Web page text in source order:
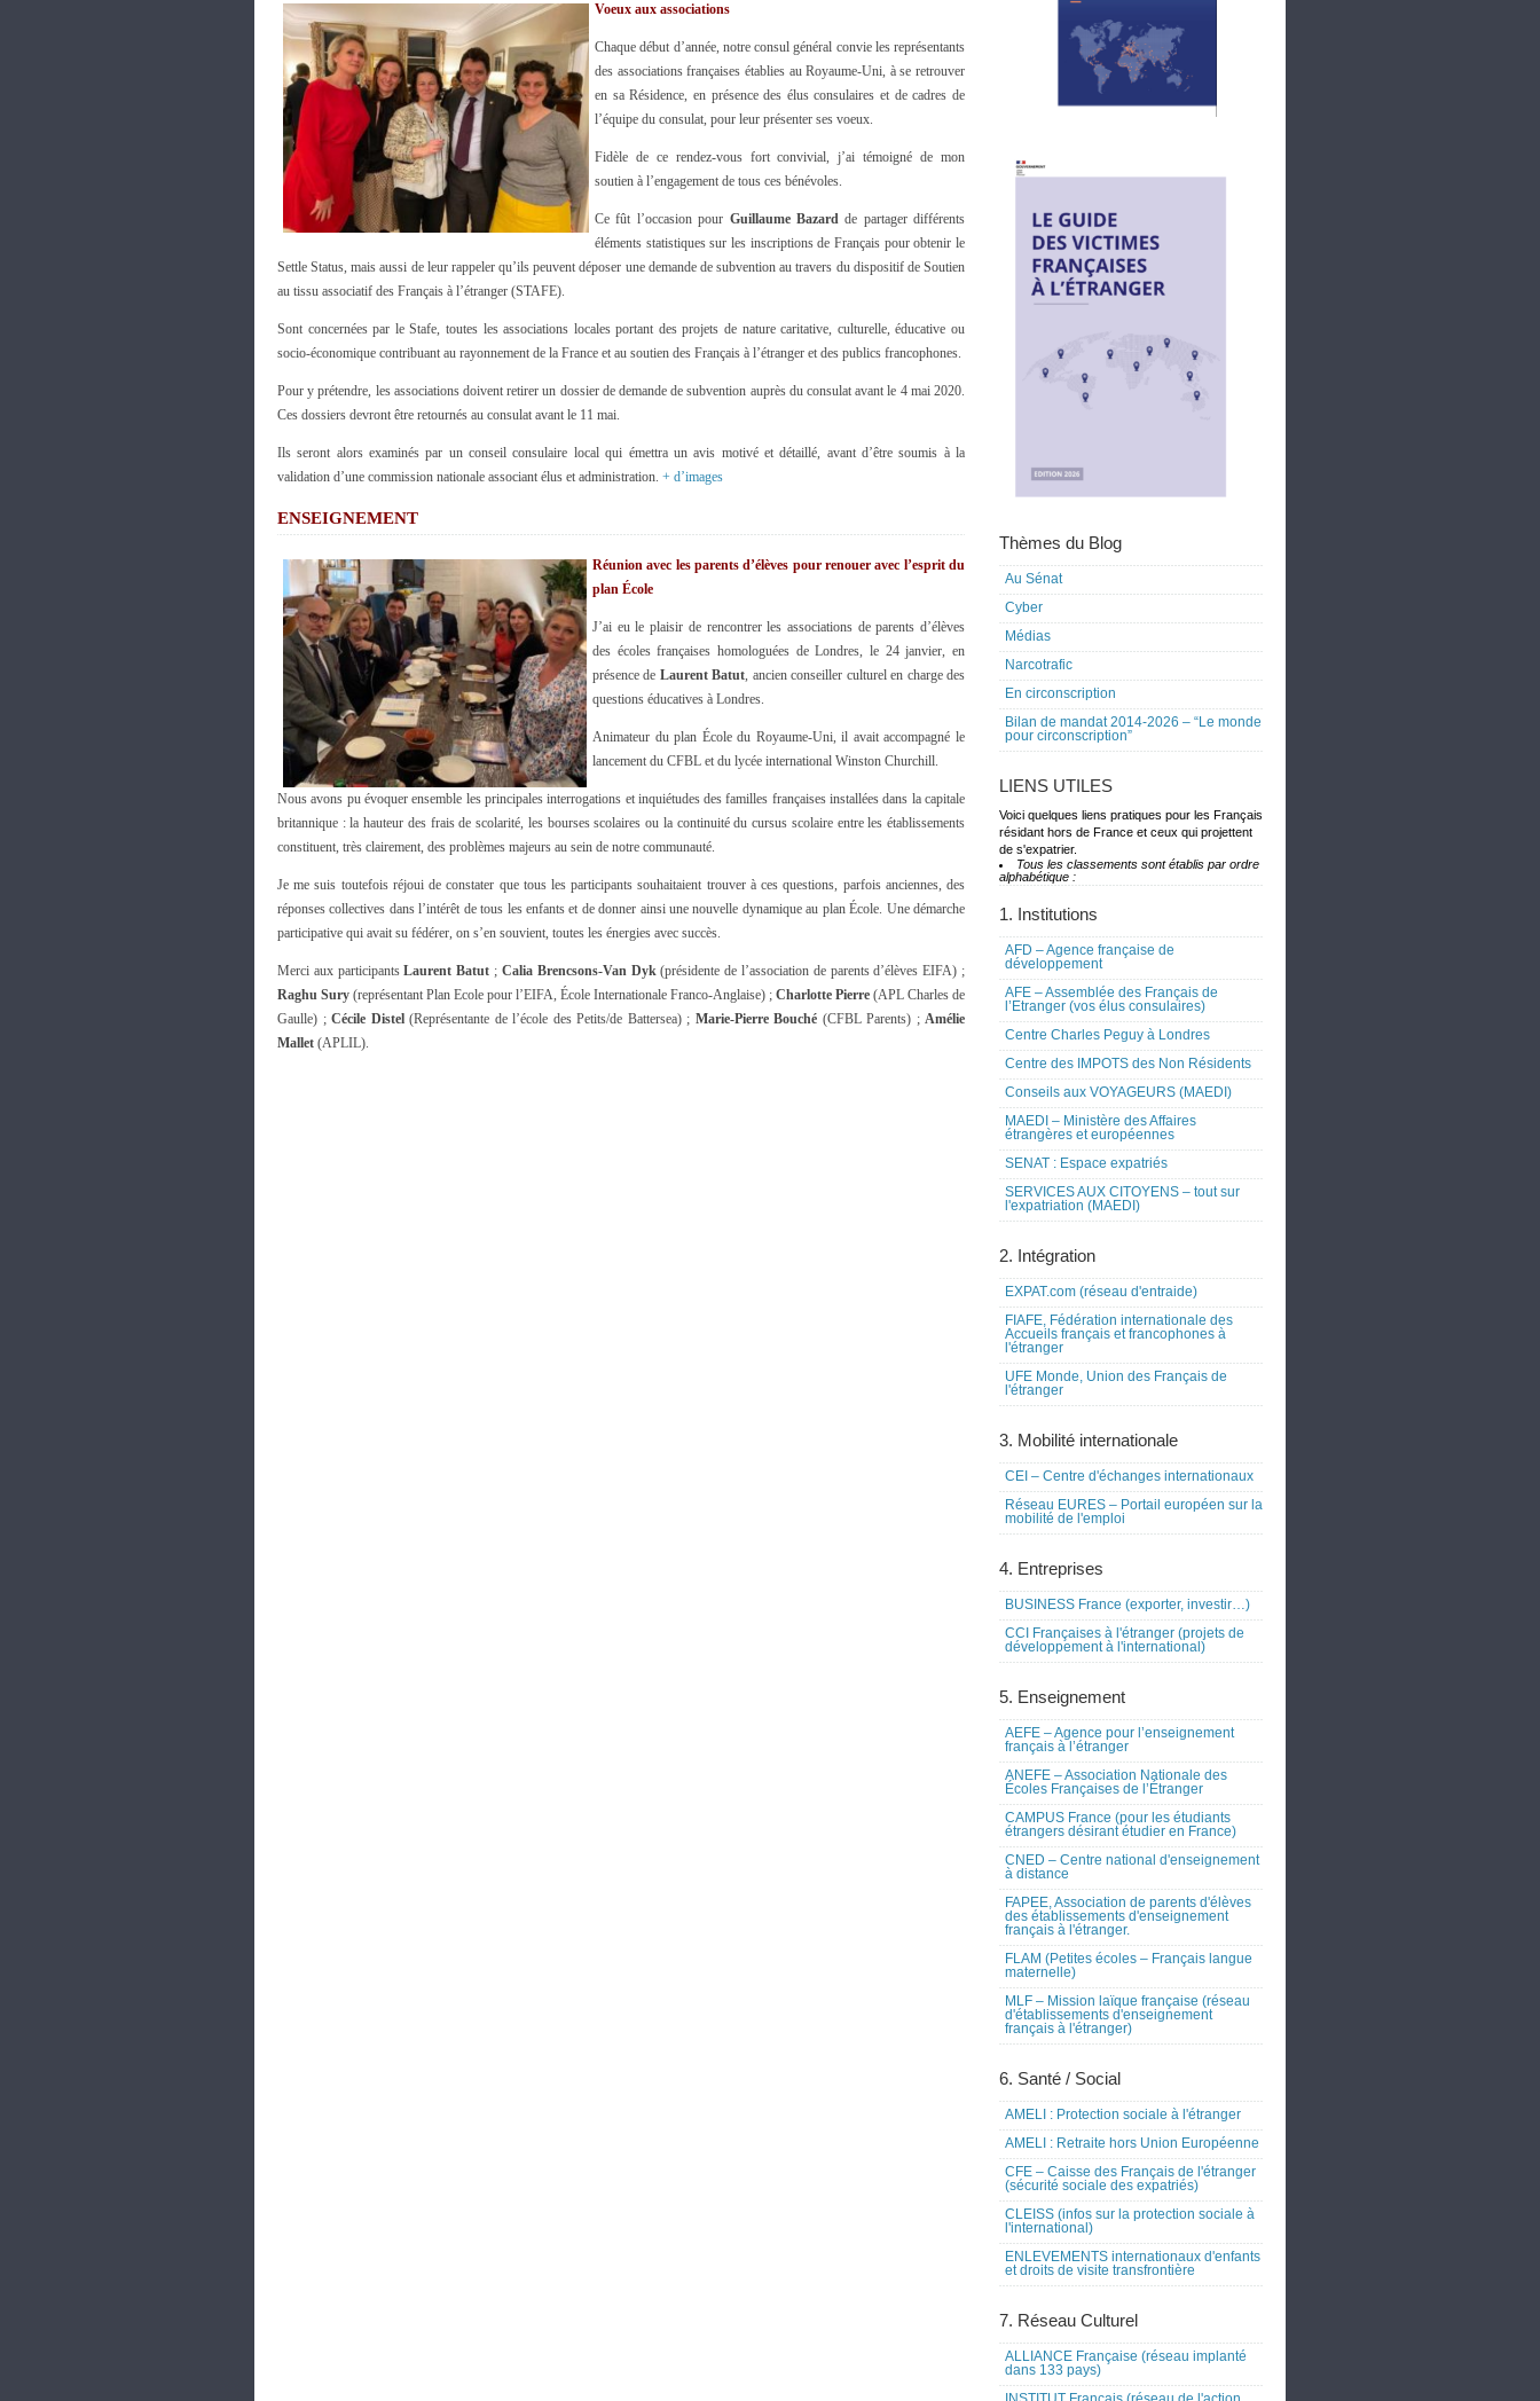
Voeux aux associations
Chaque début d’année, notre consul général convie les représentants
des associations françaises établies au Royaume-Uni, à se retrouver
en sa Résidence, en présence des élus consulaires et de cadres de
l’équipe du consulat, pour leur présenter ses voeux.
Fidèle de ce rendez-vous fort convivial, j’ai témoigné de mon
soutien à l’engagement de tous ces bénévoles.
Ce fût l’occasion pour Guillaume Bazardde partager différents
éléments statistiques sur les inscriptions de Français pour obtenir le
Settle Status, mais aussi de leur rappeler qu’ils peuvent déposer une demande de subvention au travers du dispositif de Soutien
au tissu associatif des Français à l’étranger (STAFE).
Sont concernées par le Stafe, toutes les associations locales portant des projets de nature caritative, culturelle, éducative ou
socio-économique contribuant au rayonnement de la France et au soutien des Français à l’étranger et des publics francophones.
Pour y prétendre, les associations doivent retirer un dossier de demande de subvention auprès du consulat avant le 4 mai 2020.
Ces dossiers devront être retournés au consulat avant le 11 mai.
Ils seront alors examinés par un conseil consulaire local qui émettra un avis motivé et détaillé, avant d’être soumis à la
validation d’une commission nationale associant élus et administration. + d’images
ENSEIGNEMENT
Réunion avec les parents d’élèves pour renouer avec l’esprit du
plan École
J’ai eu le plaisir de rencontrer les associations de parents d’élèves
des écoles françaises homologuées de Londres, le 24 janvier, en
présence de Laurent Batut, ancien conseiller culturel en charge des
questions éducatives à Londres.
Animateur du plan École du Royaume-Uni, il avait accompagné le
lancement du CFBL et du lycée international Winston Churchill.
Nous avons pu évoquer ensemble les principales interrogations et inquiétudes des familles françaises installées dans la capitale
britannique : la hauteur des frais de scolarité, les bourses scolaires ou la continuité du cursus scolaire entre les établissements
constituent, très clairement, des problèmes majeurs au sein de notre communauté.
Je me suis toutefois réjoui de constater que tous les participants souhaitaient trouver à ces questions, parfois anciennes, des
réponses collectives dans l’intérêt de tous les enfants et de donner ainsi une nouvelle dynamique au plan École. Une démarche
participative qui avait su fédérer, on s’en souvient, toutes les énergies avec succès.
Merci aux participantsLaurent Batut ; Calia Brencsons-Van Dyk(présidente de l’association de parents d’élèves EIFA) ;
Raghu Sury (représentant Plan Ecole pour l’EIFA, École Internationale Franco-Anglaise) ; Charlotte Pierre (APL Charles de
Gaulle) ; Cécile Distel(Représentante de l’école des Petits/de Battersea) ; Marie-Pierre Bouché (CFBL Parents) ; Amélie
Mallet (APLIL).
Thèmes du Blog
Au Sénat
Cyber
Médias
Narcotrafic
En circonscription
Bilan de mandat 2014-2026 – “Le monde
pour circonscription”
LIENS UTILES
Voici quelques liens pratiques pour les Français
résidant hors de France et ceux qui projettent
de s'expatrier.
Tous les classements sont établis par ordre
alphabétique :
1. Institutions
AFD – Agence française de
développement
AFE – Assemblée des Français de
l’Etranger (vos élus consulaires)
Centre Charles Peguy à Londres
Centre des IMPOTS des Non Résidents
Conseils aux VOYAGEURS (MAEDI)
MAEDI – Ministère des Affaires
étrangères et européennes
SENAT : Espace expatriés
SERVICES AUX CITOYENS – tout sur
l'expatriation (MAEDI)
2. Intégration
EXPAT.com (réseau d'entraide)
FIAFE, Fédération internationale des
Accueils français et francophones à
l'étranger
UFE Monde, Union des Français de
l'étranger
3. Mobilité internationale
CEI – Centre d'échanges internationaux
Réseau EURES – Portail européen sur la
mobilité de l'emploi
4. Entreprises
BUSINESS France (exporter, investir…)
CCI Françaises à l'étranger (projets de
développement à l'international)
5. Enseignement
AEFE – Agence pour l’enseignement
français à l’étranger
ANEFE – Association Nationale des
Écoles Françaises de l’Étranger
CAMPUS France (pour les étudiants
étrangers désirant étudier en France)
CNED – Centre national d'enseignement
à distance
FAPEE, Association de parents d'élèves
des établissements d'enseignement
français à l'étranger.
FLAM (Petites écoles – Français langue
maternelle)
MLF – Mission laïque française (réseau
d'établissements d'enseignement
français à l'étranger)
6. Santé / Social
AMELI : Protection sociale à l'étranger
AMELI : Retraite hors Union Européenne
CFE – Caisse des Français de l'étranger
(sécurité sociale des expatriés)
CLEISS (infos sur la protection sociale à
l'international)
ENLEVEMENTS internationaux d'enfants
et droits de visite transfrontière
7. Réseau Culturel
ALLIANCE Française (réseau implanté
dans 133 pays)